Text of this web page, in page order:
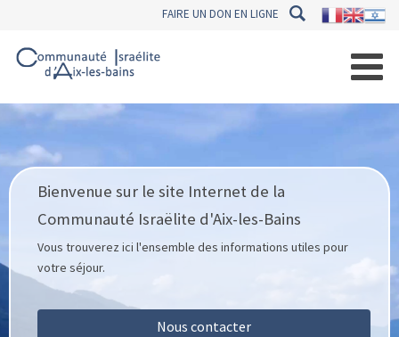
FAIRE UN DON EN LIGNE
Bienvenue sur le site Internet de la
Communauté Israëlite d'Aix-les-Bains
Vous trouverez ici l'ensemble des informations utiles pour
votre séjour.
Nous contacter